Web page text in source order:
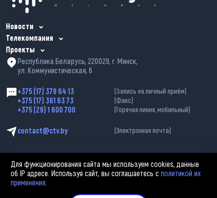
Новости
Телекомпания
Проекты
Республика Беларусь, 220029, г. Минск,
ул. Коммунистическая, 6
+375 (17) 379 64 13 (Запись на личный приём)
+375 (17) 361 63 73 (Факс)
+375 (29) 1 600 700 (Горячая линия, мобильный)
contact@ctv.by (Электронная почта)
2002—2026 © ЗАО «Столичное телевидение». При любом использовании
материалов активная гиперссылка на «belarus-news.by» обязательна.
Для функционирования сайта мы используем cookies, данные
об IP адресе. Используя сайт, вы соглашаетесь сполитикой их
применения.